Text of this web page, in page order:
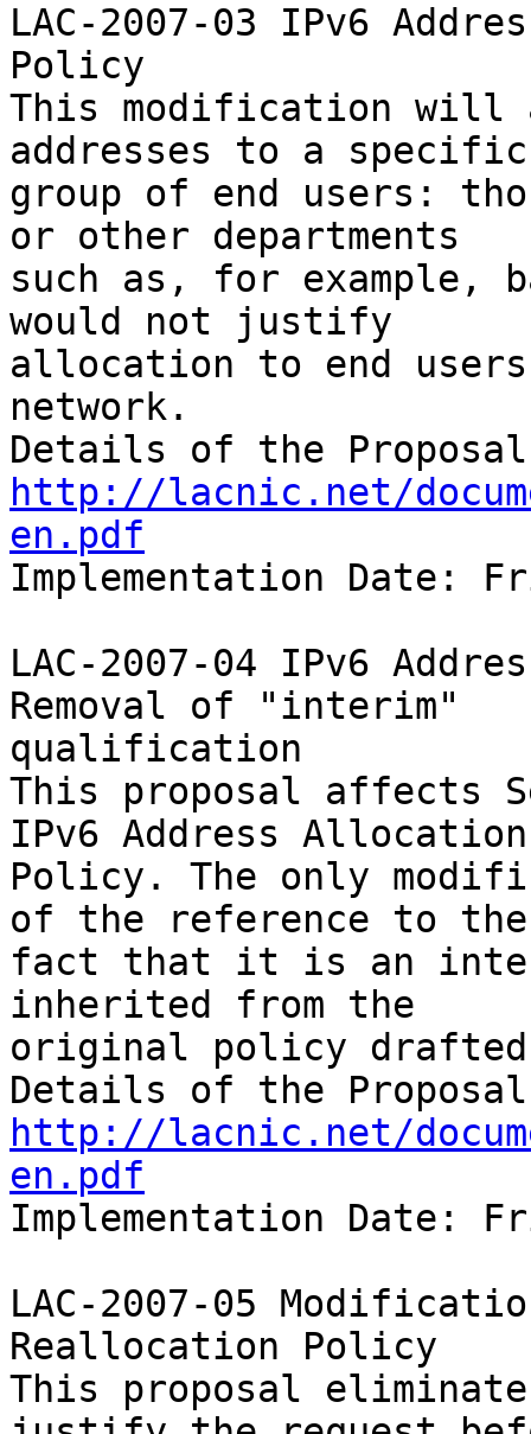
LAC-2007-03 IPv6
Policy
This modification will
addresses to a
group of end users:
or other departments
such as, for example,
would not justify
allocation to end
network.
http://lacnic.net/
en.pdf
Implementation Date:
LAC-2007-04 IPv6
Removal of "interim"
qualification
This proposal affects
IPv6 Address
Policy. The only
of the reference to
fact that it is an
inherited from the
original policy
http://lacnic.net/
en.pdf
Implementation Date:
LAC-2007-05
Reallocation Policy
This proposal